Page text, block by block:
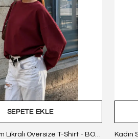
SEPETE EKLE
Kadın Suprem Likralı Oversize T-Shirt - BORDO